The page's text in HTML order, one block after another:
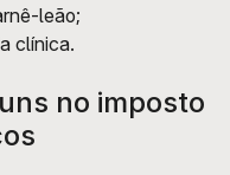
leão;
clínica.
no imposto